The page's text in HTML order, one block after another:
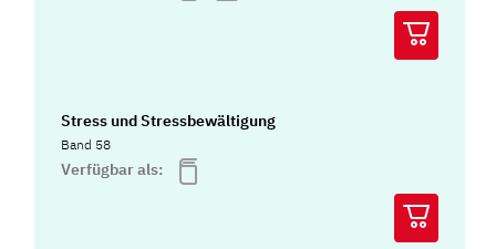
Stress und Stressbewältigung
Band 58
Verfügbar als: